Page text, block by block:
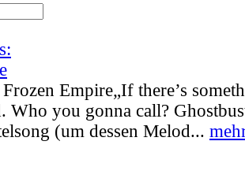
Empire„If there’s
Who you gonna call?
(um dessen Melod...